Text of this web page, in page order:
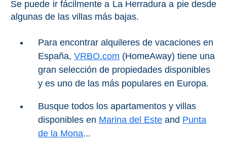
Buscar
Hoteles
via
Villas y
Cortijos
Se puede ir fácilmente a La Herradura a pie desde
algunas de las villas más bajas.
Para encontrar alquileres de vacaciones en
España,VRBO.com (HomeAway) tiene una
gran selección de propiedades disponibles
y es uno de las más populares en Europa.
Busque todos los apartamentos y villas
disponibles en Marina del Este and Punta
de la Mona...